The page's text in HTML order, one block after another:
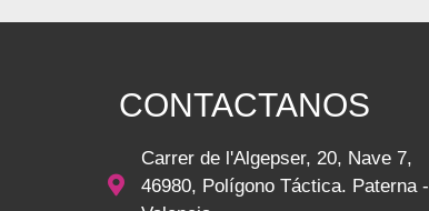
CONTACTANOS
Carrer de l'Algepser, 20, Nave 7,
46980, Polígono Táctica. Paterna -